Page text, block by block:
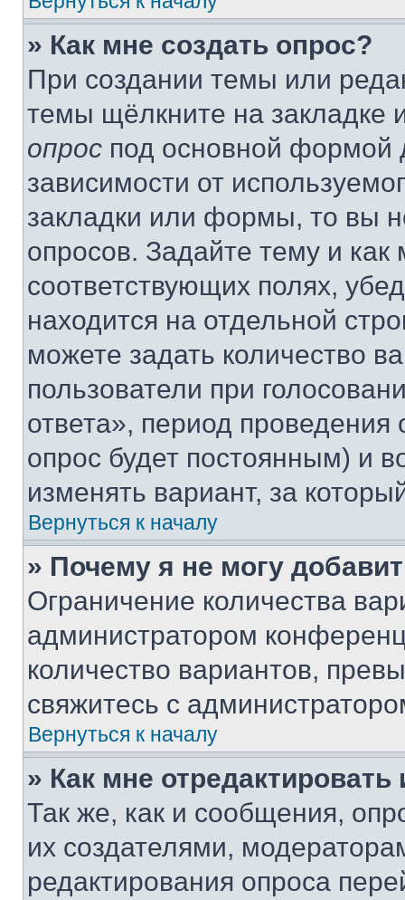
» Как мне создать опрос?
При создании темы или
темы щёлкните на
опрос под основной формой
зависимости от
закладки или формы, то вы
опросов. Задайте тему и
соответствующих полях,
находится на отдельной
можете задать количество
пользователи при
ответа», период проведения
опрос будет постоянным) и
изменять вариант, за
Вернуться к началу
» Почему я не могу
Ограничение количества
администратором
количество вариантов,
свяжитесь с
Вернуться к началу
» Как мне
Так же, как и сообщения,
их создателями,
редактирования опроса